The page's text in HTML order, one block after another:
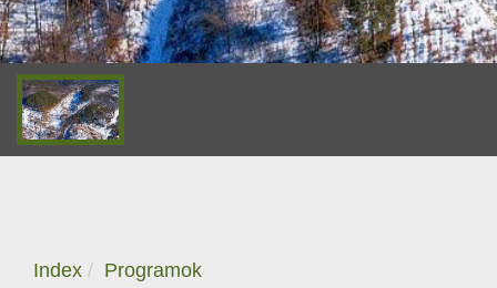
Index
Programok